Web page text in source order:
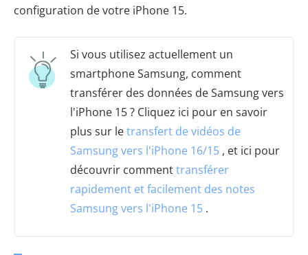
configuration de votre iPhone 15.
Si vous utilisez actuellement un
smartphone Samsung, comment
transférer des données de Samsung vers
l'iPhone 15 ? Cliquez ici pour en savoir
plus sur letransfert de vidéos de
Samsung vers l'iPhone 16/15 , et ici pour
découvrir commenttransférer
rapidement et facilement des notes
Samsung vers l'iPhone 15 .